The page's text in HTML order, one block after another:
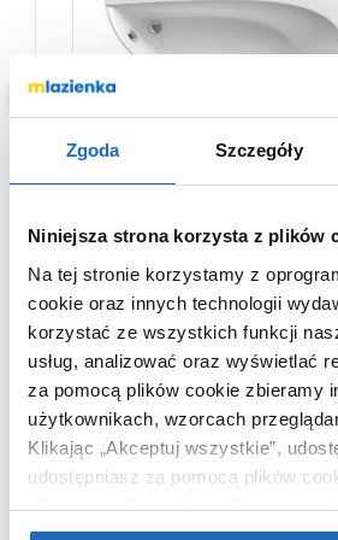
Zgoda Szczegóły
Niniejsza strona korzysta z plików
Na tej stronie korzystamy z
cookie oraz innych technologii
korzystać ze wszystkich funkcji
usług, analizować oraz wyświetlać
za pomocą plików cookie zbieramy
użytkownikach, wzorcach
Klikając „Akceptuj wszystkie”,
udostępniasz za pomocą plików
informacje dla użytkowników
partnerzy reklamowi.Jeśli chcesz,
2 173
Wanna narożna 150x75 cm
biała CS01000000 Ravak
KUPOWANE Z